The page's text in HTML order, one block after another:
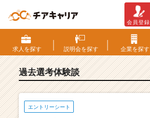
S・
選
考
験
会員登録
求人を探す 説明会を探す 企業を探す
過去選考体験談
エントリーシート